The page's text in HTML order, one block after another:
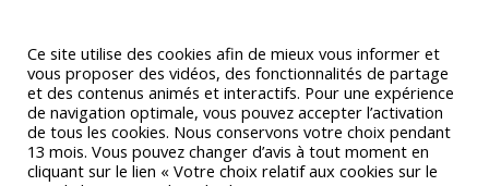
Ce site utilise des cookies afin de mieux vous informer et
vous proposer des vidéos, des fonctionnalités de partage
et des contenus animés et interactifs. Pour une expérience
de navigation optimale, vous pouvez accepter l’activation
de tous les cookies. Nous conservons votre choix pendant
13 mois. Vous pouvez changer d’avis à tout moment en
cliquant sur le lien « Votre choix relatif aux cookies sur le